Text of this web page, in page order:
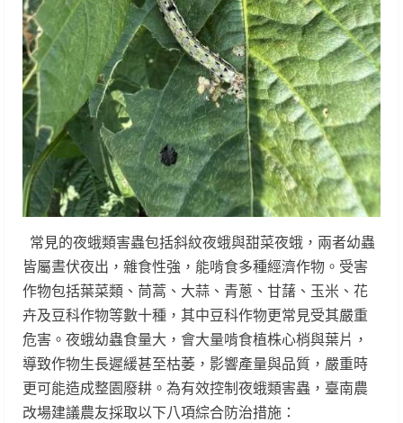
常見的夜蛾類害蟲包括斜紋夜蛾與甜菜夜蛾，兩者幼蟲
皆屬晝伏夜出，雜食性強，能啃食多種經濟作物。受害
作物包括葉菜類、茼蒿、大蒜、青蔥、甘藷、玉米、花
卉及豆科作物等數十種，其中豆科作物更常見受其嚴重
危害。夜蛾幼蟲食量大，會大量啃食植株心梢與葉片，
導致作物生長遲緩甚至枯萎，影響產量與品質，嚴重時
更可能造成整園廢耕。為有效控制夜蛾類害蟲，臺南農
改場建議農友採取以下八項綜合防治措施：